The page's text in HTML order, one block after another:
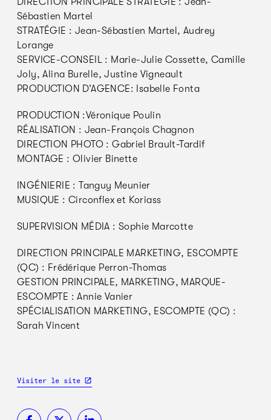
Sébastien Martel
STRATÉGIE : Jean-Sébastien Martel, Audrey
Lorange
SERVICE-CONSEIL : Marie-Julie Cossette, Camille
Joly, Alina Burelle, Justine Vigneault
PRODUCTION D’AGENCE: Isabelle Fonta
PRODUCTION :Véronique Poulin
RÉALISATION : Jean-François Chagnon
DIRECTION PHOTO : Gabriel Brault-Tardif
MONTAGE : Olivier Binette
INGÉNIERIE : Tanguy Meunier
MUSIQUE : Circonflex et Koriass
SUPERVISION MÉDIA : Sophie Marcotte
DIRECTION PRINCIPALE MARKETING, ESCOMPTE
(QC) : Frédérique Perron-Thomas
GESTION PRINCIPALE, MARKETING, MARQUE-
ESCOMPTE : Annie Vanier
SPÉCIALISATION MARKETING, ESCOMPTE (QC) :
Sarah Vincent
Visiter le site